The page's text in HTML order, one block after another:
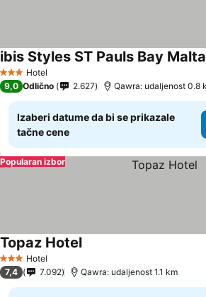
3 Zvezdice
Hotel
ibis Styles ST Pauls Bay Malta
9,0 Odlično 2.627 Qawra: udaljenost 0.8
Izaberi datume da bi se prikazale
tačne cene
Popularan izbor
3 Zvezdice
Hotel
Topaz Hotel
7,4 7.092 Qawra: udaljenost 1.1 km